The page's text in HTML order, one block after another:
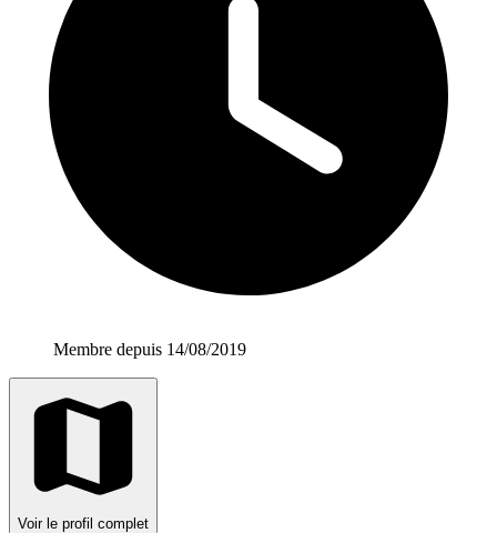
Membre depuis 14/08/2019
Voir le profil complet